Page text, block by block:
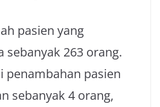
pasien yang
sebanyak 263 orang.
penambahan pasien
sebanyak 4 orang,